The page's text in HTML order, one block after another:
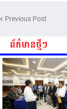
Previous Post
ព័ត៌មានថ្មីៗ